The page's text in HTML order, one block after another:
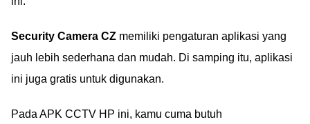
Security Camera CZ memiliki pengaturan aplikasi yang
jauh lebih sederhana dan mudah. Di samping itu, aplikasi
ini juga gratis untuk digunakan.
Pada APK CCTV HP ini, kamu cuma butuh